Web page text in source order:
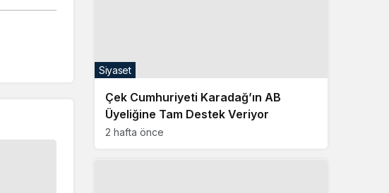
Çek Cumhuriyeti Karadağ’ın AB
Üyeliğine Tam Destek Veriyor
2 hafta önce
Siyaset